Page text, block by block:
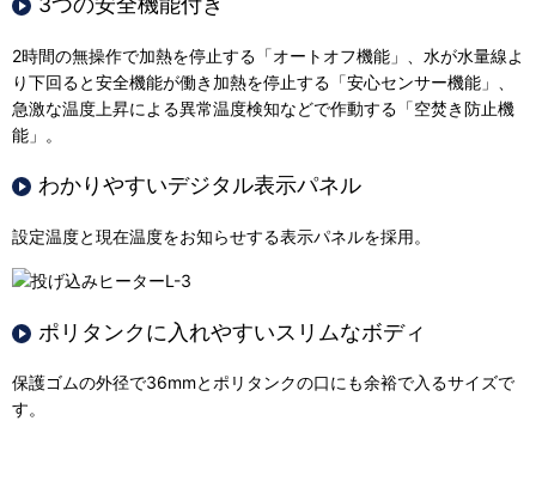
2時間の無操作で加熱を停止する「オートオフ機能」、水が水量線よ
り下回ると安全機能が働き加熱を停止する「安心センサー機能」、
急激な温度上昇による異常温度検知などで作動する「空焚き防止機
能」。
わかりやすいデジタル表示パネル
設定温度と現在温度をお知らせする表示パネルを採用。
ポリタンクに入れやすいスリムなボディ
保護ゴムの外径で36mmとポリタンクの口にも余裕で入るサイズで
す。